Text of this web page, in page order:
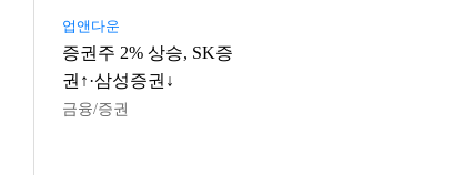
업앤다운
증권주 2% 상승, SK증
권↑·삼성증권↓
금융/증권